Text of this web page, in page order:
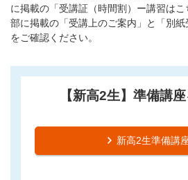
に掲載の「受講証（時間割）ー講習は
部に掲載の「受講上のご案内」と「別紙
をご確認ください。
【新高2生】準備講
新高2生準備講